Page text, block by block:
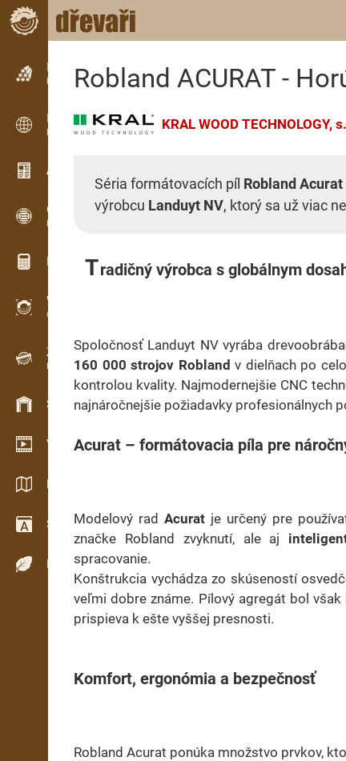
Inzerce
Řádková inzerce
Inzerce
Mezinárodní inzerce
Aktuality / Články
OPTI-TIMB
Pořezová schémata
Dřevařské kalkulačky
WoodProfi
Objem dřeva s AI
Záznamník
Evidence dřeva v terénu
Skladové hospodářství
Video showroom
Katalogy / Brožury
Slovník
Dřeviny
Robland ACURAT -
KRAL WOOD TECHNOLOGY,
Séria formátovacích píl Robland Acurat
výrobcu Landuyt NV, ktorý sa už viac
Tradičný výrobca s globálnym
Spoločnosť Landuyt NV vyrába
160 000 strojov Robland v dielňach po
kontrolou kvality. Najmodernejšie CNC
najnáročnejšie požiadavky profesionálnych
Acurat – formátovacia píla pre
Modelový radAcurat je určený pre
značke Robland zvyknutí, ale aj
spracovanie.
Konštrukcia vychádza zo skúseností
veľmi dobre známe. Pílový agregát bol
prispieva k ešte vyššej presnosti.
Komfort, ergonómia a bezpečnosť
Robland Acurat ponúka množstvo prvkov,